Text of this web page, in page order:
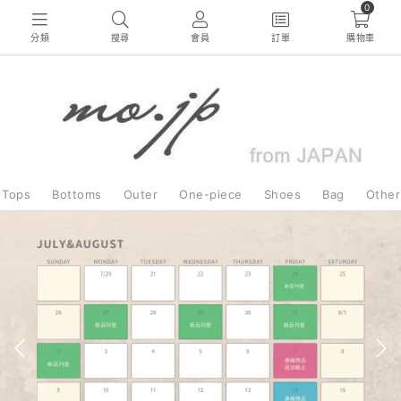
分類 搜尋 會員 訂單
0
購物車
Tops Bottoms Outer One-piece Shoes Bag Other